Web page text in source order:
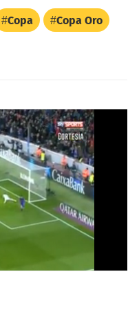
Copa Copa Oro